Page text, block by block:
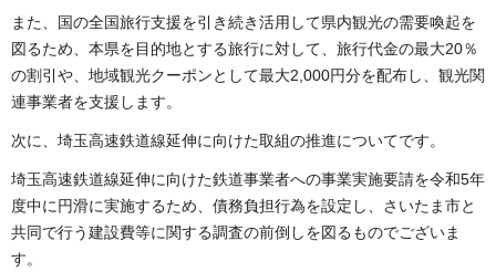
また、国の全国旅行支援を引き続き活用して県内観光の需要喚起を
図るため、本県を目的地とする旅行に対して、旅行代金の最大20％
の割引や、地域観光クーポンとして最大2,000円分を配布し、観光関
連事業者を支援します。
次に、埼玉高速鉄道線延伸に向けた取組の推進についてです。
埼玉高速鉄道線延伸に向けた鉄道事業者への事業実施要請を令和5年
度中に円滑に実施するため、債務負担行為を設定し、さいたま市と
共同で行う建設費等に関する調査の前倒しを図るものでございま
す。